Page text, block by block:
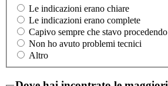
Le indicazioni erano chiare
Le indicazioni erano complete
Capivo sempre che stavo
Non ho avuto problemi tecnici
Altro